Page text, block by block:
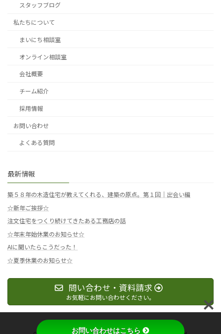
スタッフブログ
私たちについて
まいにち相談室
オンライン相談室
会社概要
チーム紹介
採用情報
お問い合わせ
よくある質問
最新情報
築５８年の木造住宅が教えてくれる、建築の原点。第１回｜出会い編
☆新年ご挨拶☆
注文住宅をつくり続けてきたある工務店の話
☆年末年始休業のお知らせ☆
AIに聞いたらこうだった！
☆夏季休業のお知らせ☆
問い合わせ・資料請求
お気軽にお問い合わせください。
お問い合わせはこちら